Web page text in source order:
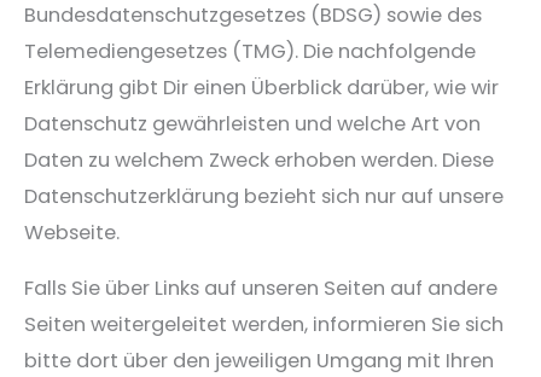
Bundesdatenschutzgesetzes (BDSG) sowie des
Telemediengesetzes (TMG). Die nachfolgende
Erklärung gibt Dir einen Überblick darüber, wie wir
Datenschutz gewährleisten und welche Art von
Daten zu welchem Zweck erhoben werden. Diese
Datenschutzerklärung bezieht sich nur auf unsere
Webseite.
Falls Sie über Links auf unseren Seiten auf andere
Seiten weitergeleitet werden, informieren Sie sich
bitte dort über den jeweiligen Umgang mit Ihren